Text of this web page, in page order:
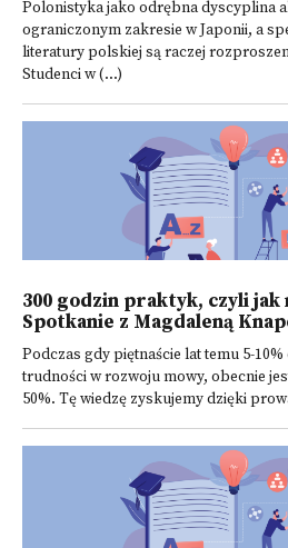
Polonistyka jako odrębna dyscyplina
ograniczonym zakresie w Japonii, a
literatury polskiej są raczej
Studenci w (...)
300 godzin praktyk, czyli jak
Spotkanie z Magdaleną
Podczas gdy piętnaście lat temu 5-
trudności w rozwoju mowy, obecnie
50%. Tę wiedzę zyskujemy dzięki